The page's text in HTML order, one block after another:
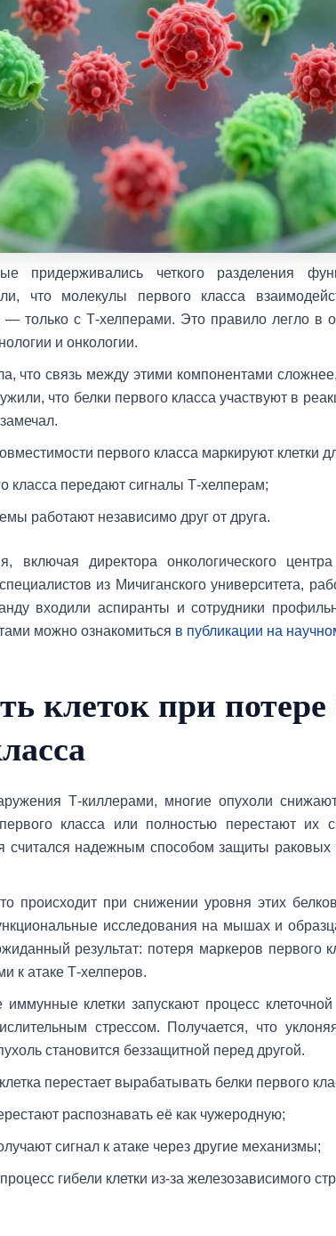
придерживались четкого разделения
что молекулы первого класса
— только с Т-хелперами. Это правило легло в
и онкологии.
что связь между этими компонентами
что белки первого класса участвуют в
первого класса маркируют клетки
класса передают сигналы Т-хелперам;
работают независимо друг от друга.
включая директора онкологического
из Мичиганского университета,
входили аспиранты и сотрудники
можно ознакомиться в публикации на
клеток при потере
Т-киллерами, многие опухоли
класса или полностью перестают их
считался надежным способом защиты раковых
происходит при снижении уровня этих
исследования на мышах и
результат: потеря маркеров первого
к атаке Т-хелперов.
иммунные клетки запускают процесс
стрессом. Получается, что
становится беззащитной перед другой.
перестает вырабатывать белки первого
распознавать её как чужеродную;
сигнал к атаке через другие механизмы;
гибели клетки из-за железозависимого